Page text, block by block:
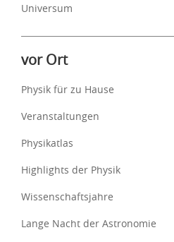
Universum
vor Ort
Physik für zu Hause
Veranstaltungen
Physikatlas
Highlights der Physik
Wissenschaftsjahre
Lange Nacht der Astronomie